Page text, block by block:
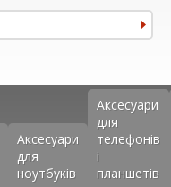
Аксесуари
для
ноутбуків
Аксеcуари
для
телефонів
і
планшетів